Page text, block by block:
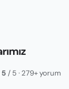
5/ 5 · 279+ yorum